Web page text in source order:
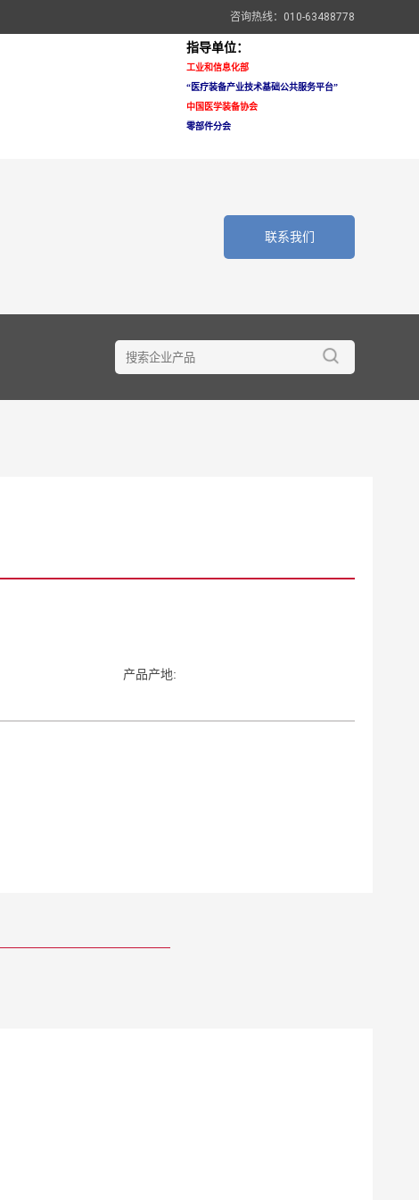
咨询热线：010-63488778
指导单位：
工业和信息化部
“医疗装备产业技术基础公共服务平台”
中国医学装备协会
零部件分会
联系我们
产品产地: